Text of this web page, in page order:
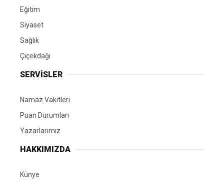
Eğitim
Siyaset
Sağlık
Çiçekdağı
SERVİSLER
Namaz Vakitleri
Puan Durumları
Yazarlarımız
HAKKIMIZDA
Künye